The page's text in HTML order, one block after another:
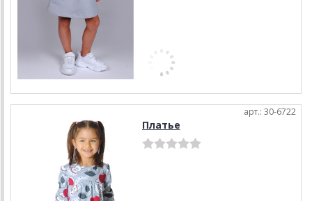
арт.: 30-6722
Платье